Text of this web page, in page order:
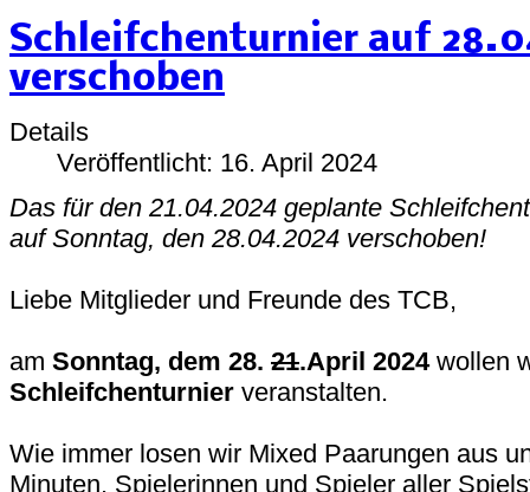
Schleifchenturnier auf
verschoben
Details
Veröffentlicht: 16. April 2024
Das für den 21.04.2024 geplante
auf Sonntag, den 28.04.2024 verschoben!
Liebe Mitglieder und Freunde des TCB,
am Sonntag, dem 28. 21.April 2024wollen
Schleifchenturnier veranstalten.
Wie immer losen wir Mixed Paarungen aus
Minuten. Spielerinnen und Spieler aller